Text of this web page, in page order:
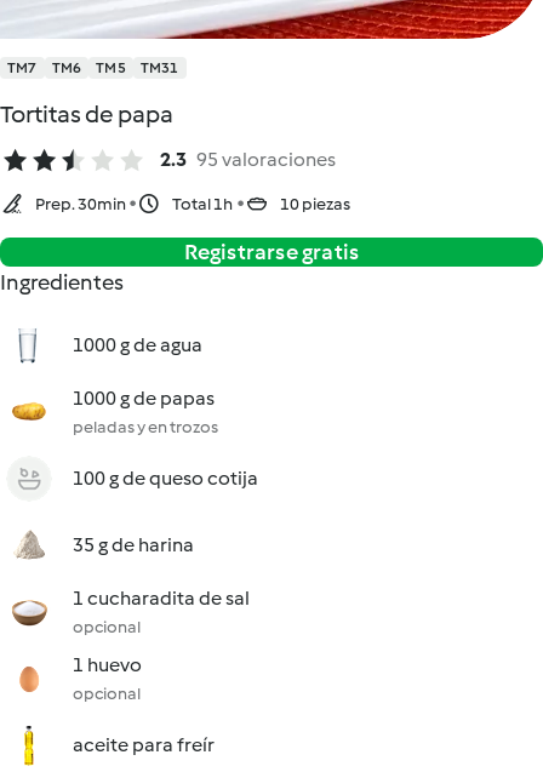
TM7 TM6 TM5 TM31
Tortitas de papa
2.3 95 valoraciones
Prep. 30min Total 1h 10 piezas
Registrarse gratis
Ingredientes
1000 g de agua
1000 g de papas
peladas y en trozos
100 g de queso cotija
35 g de harina
1 cucharadita de sal
opcional
1 huevo
opcional
aceite para freír